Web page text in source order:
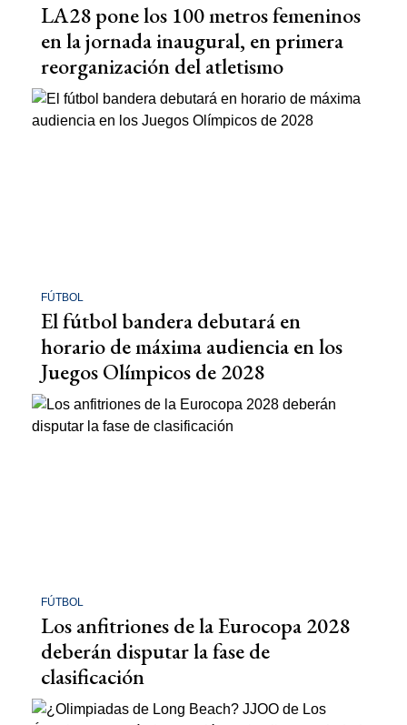
LA28 pone los 100 metros femeninos
en la jornada inaugural, en primera
reorganización del atletismo
FÚTBOL
El fútbol bandera debutará en
horario de máxima audiencia en los
Juegos Olímpicos de 2028
FÚTBOL
Los anfitriones de la Eurocopa 2028
deberán disputar la fase de
clasificación